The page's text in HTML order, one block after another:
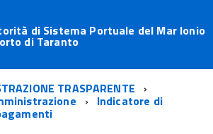
di Sistema Portuale del Mar Ionio
di Taranto
TRASPARENTE
Indicatore di